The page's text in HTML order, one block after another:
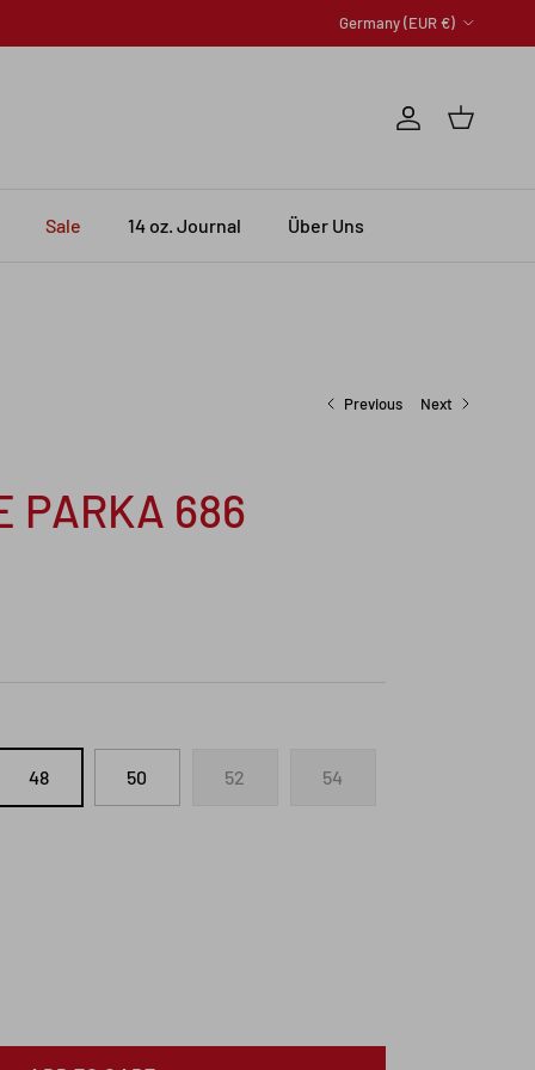
Country/Region
Germany (EUR €)
Account
Cart
Sale 14 oz. Journal Über Uns
Previous Next
PARKA 686
48 50 52 54